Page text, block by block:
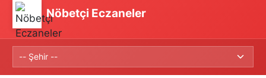
Nöbetçi Eczaneler